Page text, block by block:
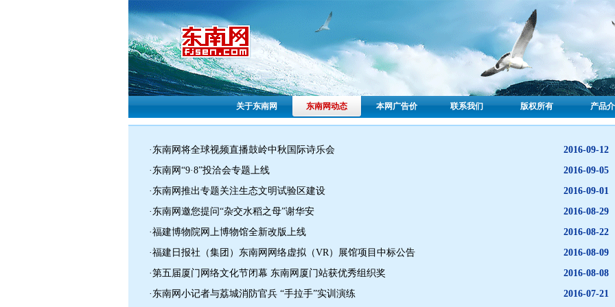
关于东南网 东南网动态 本网广告价 联系我们 版权所有 产品
2016-09-12
·东南网将全球视频直播鼓岭中秋国际诗乐会
2016-09-05
·东南网“9·8”投洽会专题上线
2016-09-01
·东南网推出专题关注生态文明试验区建设
2016-08-29
·东南网邀您提问“杂交水稻之母”谢华安
2016-08-22
·福建博物院网上博物馆全新改版上线
2016-08-09
·福建日报社（集团）东南网网络虚拟（VR）展馆项目中标公告
2016-08-08
·第五届厦门网络文化节闭幕 东南网厦门站获优秀组织奖
2016-07-21
·东南网小记者与荔城消防官兵 “手拉手”实训演练